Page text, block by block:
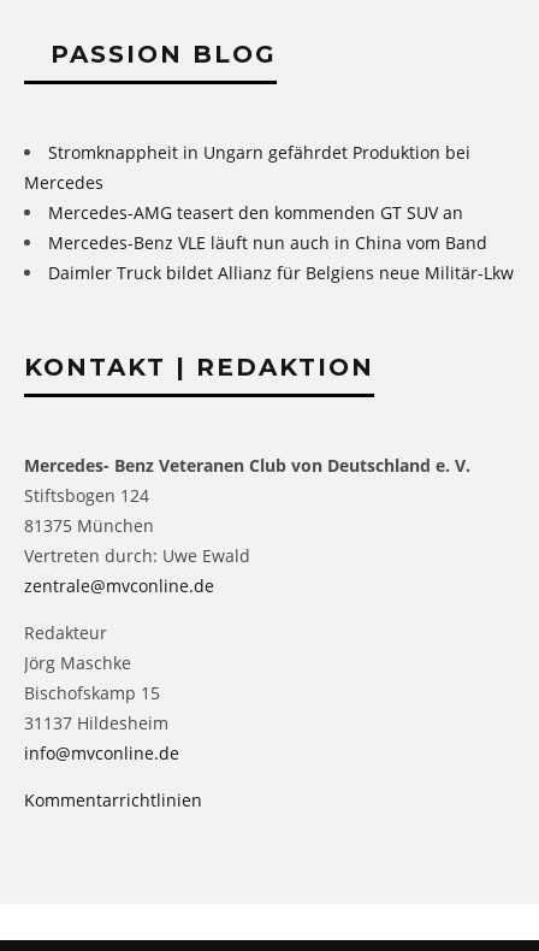
PASSION BLOG
Stromknappheit in Ungarn gefährdet Produktion bei
Mercedes
Mercedes-AMG teasert den kommenden GT SUV an
Mercedes-Benz VLE läuft nun auch in China vom Band
Daimler Truck bildet Allianz für Belgiens neue Militär-Lkw
KONTAKT | REDAKTION
Mercedes- Benz Veteranen Club von Deutschland e. V.
Stiftsbogen 124
81375 München
Vertreten durch: Uwe Ewald
zentrale@mvconline.de
Redakteur
Jörg Maschke
Bischofskamp 15
31137 Hildesheim
info@mvconline.de
Kommentarrichtlinien